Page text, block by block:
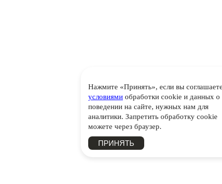
Нажмите «Принять», если вы
условиями обработки cookie и данных о
поведении на сайте, нужных нам для
аналитики. Запретить обработку cookie
можете через браузер.
ПРИНЯТЬ